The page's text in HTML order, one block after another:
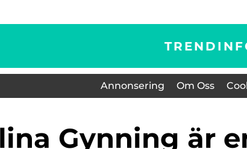
Annonsering Om Oss